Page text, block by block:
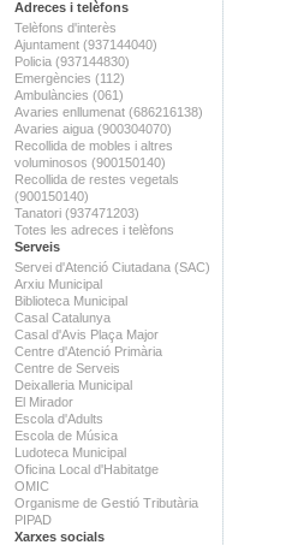
Adreces i telèfons
Telèfons d'interès
Ajuntament (937144040)
Policia (937144830)
Emergències (112)
Ambulàncies (061)
Avaries enllumenat (686216138)
Avaries aigua (900304070)
Recollida de mobles i altres
voluminosos (900150140)
Recollida de restes vegetals
(900150140)
Tanatori (937471203)
Totes les adreces i telèfons
Serveis
Servei d'Atenció Ciutadana (SAC)
Arxiu Municipal
Biblioteca Municipal
Casal Catalunya
Casal d'Avis Plaça Major
Centre d'Atenció Primària
Centre de Serveis
Deixalleria Municipal
El Mirador
Escola d'Adults
Escola de Música
Ludoteca Municipal
Oficina Local d'Habitatge
OMIC
Organisme de Gestió Tributària
PIPAD
Xarxes socials